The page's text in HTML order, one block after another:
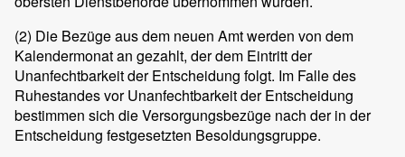
(2) Die Bezüge aus dem neuen Amt werden von dem
Kalendermonat an gezahlt, der dem Eintritt der
Unanfechtbarkeit der Entscheidung folgt. Im Falle des
Ruhestandes vor Unanfechtbarkeit der Entscheidung
bestimmen sich die Versorgungsbezüge nach der in der
Entscheidung festgesetzten Besoldungsgruppe.